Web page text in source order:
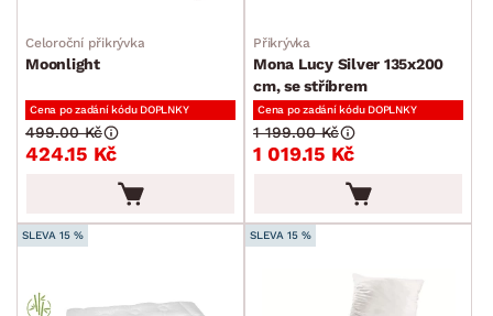
Koberce
Ručníky a osušky
Povlečení a prostěradla
Závěsy a žaluzie
Kuchyňský textil
Dekorace
Zahradní doplňky
Celoroční přikrývka
Moonlight
Cena po zadání kódu DOPLNKY
424.15 Kč
499.00 Kč
Přikrývka
Mona Lucy Silver 135x200
cm, se stříbrem
Cena po zadání kódu DOPLNKY
1 019.15 Kč
1 199.00 Kč
SLEVA 15 % SLEVA 15 %